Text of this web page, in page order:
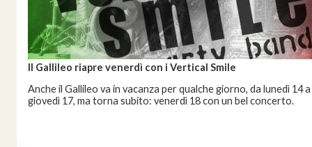
Il Gallileo riapre venerdì con i Vertical Smile
Anche il Gallileo va in vacanza per qualche giorno, da lunedì 14 a
giovedì 17, ma torna subito: venerdì 18 con un bel concerto.